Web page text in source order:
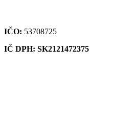
IČO: 53708725
IČ DPH: SK2121472375